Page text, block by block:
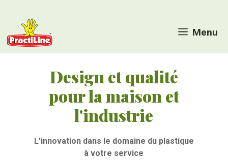
contenu
Menu
Design et qualité
pour la maison et
l'industrie
L'innovation dans le domaine du plastique
à votre service